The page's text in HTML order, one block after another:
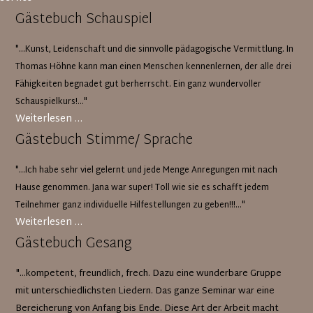
Gästebuch Schauspiel
"...Kunst, Leidenschaft und die sinnvolle pädagogische Vermittlung. In
Thomas Höhne kann man einen Menschen kennenlernen, der alle drei
Fähigkeiten begnadet gut berherrscht. Ein ganz wundervoller
Schauspielkurs!..."
Weiterlesen …
Schauspiel
Gästebuch Stimme/ Sprache
"...Ich habe sehr viel gelernt und jede Menge Anregungen mit nach
Hause genommen. Jana war super! Toll wie sie es schafft jedem
Teilnehmer ganz individuelle Hilfestellungen zu geben!!!..."
Weiterlesen …
Stimme/
Gästebuch Gesang
"...kompetent, freundlich, frech. Dazu eine wunderbare Gruppe
mit unterschiedlichsten Liedern. Das ganze Seminar war eine
Bereicherung von Anfang bis Ende. Diese Art der Arbeit macht